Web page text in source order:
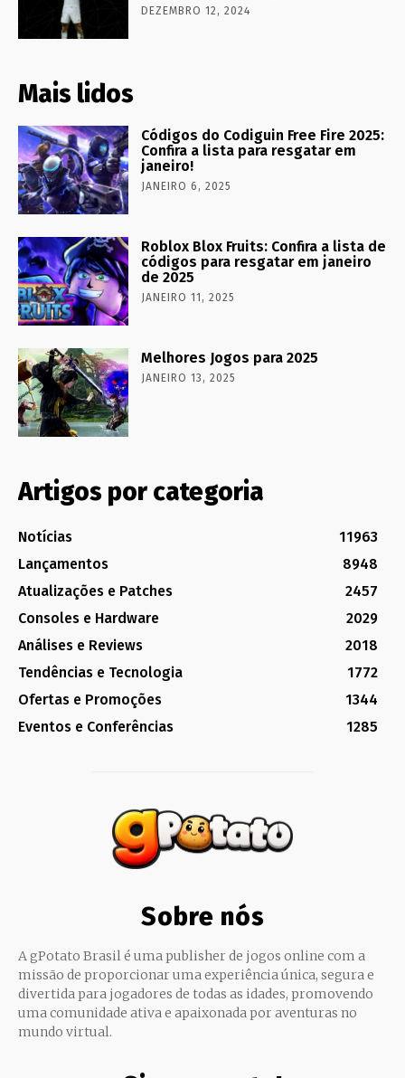
DEZEMBRO 12, 2024
Mais lidos
Códigos do Codiguin Free Fire 2025:
Confira a lista para resgatar em
janeiro!
JANEIRO 6, 2025
Roblox Blox Fruits: Confira a lista de
códigos para resgatar em janeiro
de 2025
JANEIRO 11, 2025
Melhores Jogos para 2025
JANEIRO 13, 2025
Artigos por categoria
Notícias
11963
Lançamentos
8948
Atualizações e Patches
2457
Consoles e Hardware
2029
Análises e Reviews
2018
Tendências e Tecnologia
1772
Ofertas e Promoções
1344
Eventos e Conferências
1285
Sobre nós
A gPotato Brasil é uma publisher de jogos online com a
missão de proporcionar uma experiência única, segura e
divertida para jogadores de todas as idades, promovendo
uma comunidade ativa e apaixonada por aventuras no
mundo virtual.